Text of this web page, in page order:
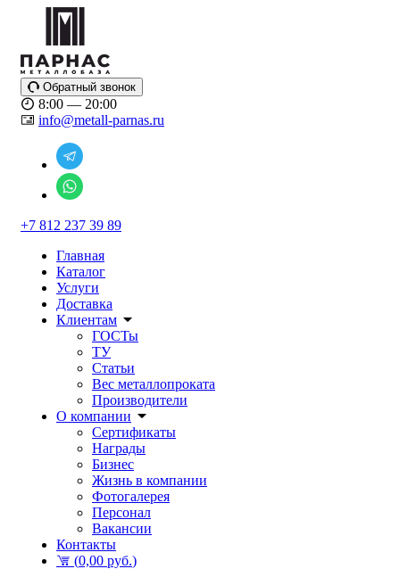
Обратный звонок
8:00 — 20:00
info@metall-parnas.ru
+7 812 237 39 89
Главная
Каталог
Услуги
Доставка
Клиентам
ГОСТы
ТУ
Статьи
Вес металлопроката
Производители
О компании
Сертификаты
Награды
Бизнес
Жизнь в компании
Фотогалерея
Персонал
Вакансии
Контакты
(0,00 руб.)